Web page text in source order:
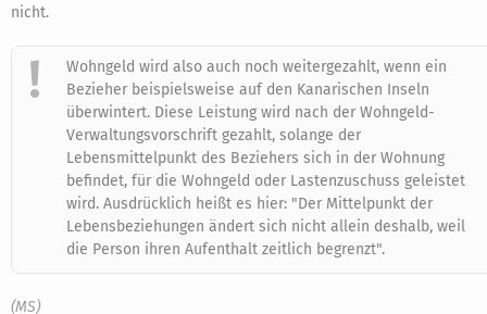
nicht.
Wohngeld wird also auch noch weitergezahlt, wenn ein
Bezieher beispielsweise auf den Kanarischen Inseln
überwintert. Diese Leistung wird nach der Wohngeld-
Verwaltungsvorschrift gezahlt, solange der
Lebensmittelpunkt des Beziehers sich in der Wohnung
befindet, für die Wohngeld oder Lastenzuschuss geleistet
wird. Ausdrücklich heißt es hier: "Der Mittelpunkt der
Lebensbeziehungen ändert sich nicht allein deshalb, weil
die Person ihren Aufenthalt zeitlich begrenzt".
(MS)